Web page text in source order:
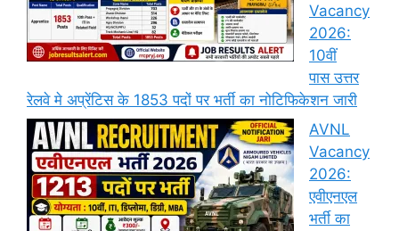
Vacancy
2026:
10वीं
पास उत्तर
रेलवे मे अप्रेंटिस के 1853 पदों पर भर्ती का नोटिफिकेशन जारी
AVNL
Vacancy
2026:
एवीएनएल
भर्ती का